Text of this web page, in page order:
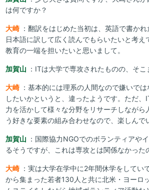
は何ですか？
大崎 ：翻訳をはじめた当初は、英語で書か
日本語に訳して広く読んでもらいたいと考え
教育の一端を担いたいと思いまして。
加賀山 ：ITは大学で専攻されたものの、そ
大崎 ：基本的には理系の人間なので嫌いで
したいかというと、違ったようです。ただ、
力を活かして様々な分野をリサーチしながら
う好きな要素の組み合わせなので、楽しんで
加賀山 ：国際協力NGOでのボランティアや
るそうですが、これは専攻とは関係なかった
大崎 ：実は大学在学中に2年間休学をしてい
から集まった若者130人と共に北米・ヨーロ